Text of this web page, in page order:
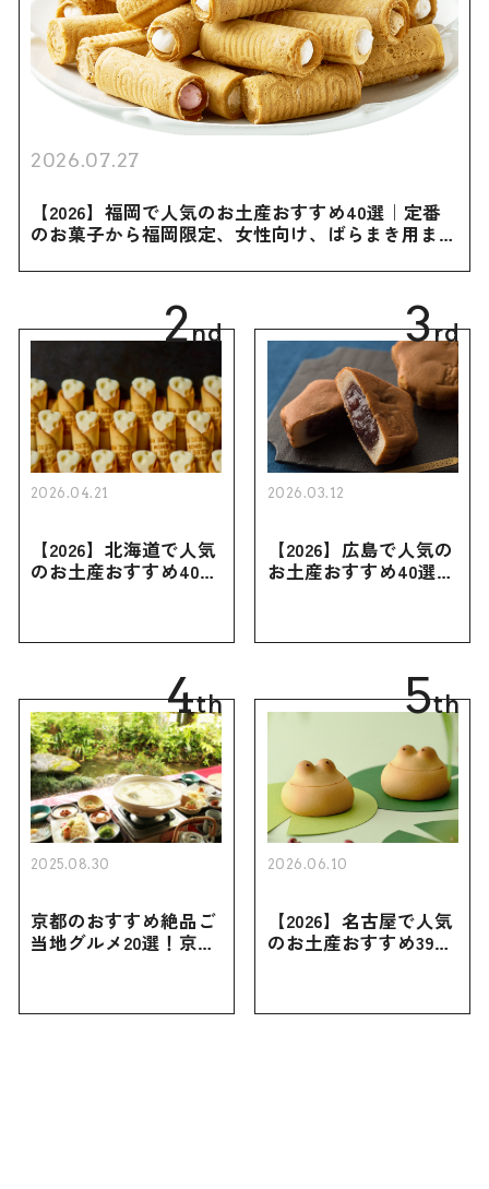
2026.07.27
【2026】福岡で人気のお土産おすすめ40選｜定番
のお菓子から福岡限定、女性向け、ばらまき用まで
2nd
2026.04.21
【2026】北海道で人気
のお土産おすすめ40選
買えない限定品、女性
3rd
2026.03.12
【2026】広島で人気の
お土産おすすめ40選｜
き用、女性向けまで幅
4th
2025.08.30
京都のおすすめ絶品ご
当地グルメ20選！京都
5th
2026.06.10
【2026】名古屋で人気
のお土産おすすめ39選
お土産・ばらまき用ま